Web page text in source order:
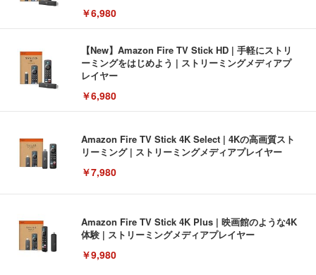
￥6,980
【New】Amazon Fire TV Stick HD | 手軽にストリ
ーミングをはじめよう | ストリーミングメディアプ
レイヤー
￥6,980
Amazon Fire TV Stick 4K Select | 4Kの高画質スト
リーミング | ストリーミングメディアプレイヤー
￥7,980
Amazon Fire TV Stick 4K Plus | 映画館のような4K
体験 | ストリーミングメディアプレイヤー
￥9,980